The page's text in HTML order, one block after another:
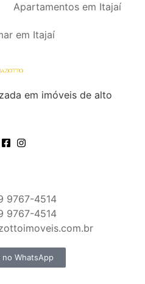
Apartamentos em Itajaí
em Itajaí
em imóveis de alto
9767-4514
9767-4514
no WhatsApp